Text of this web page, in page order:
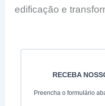
edificação e
RECEBA
Preencha o formulário